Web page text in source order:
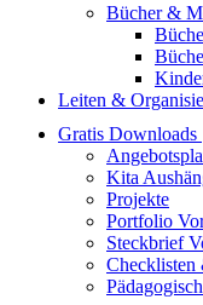
Bücher &
Leiten &
Gratis Downloads
Kita
Projekte
Portfolio
Steckbrief
Checklisten